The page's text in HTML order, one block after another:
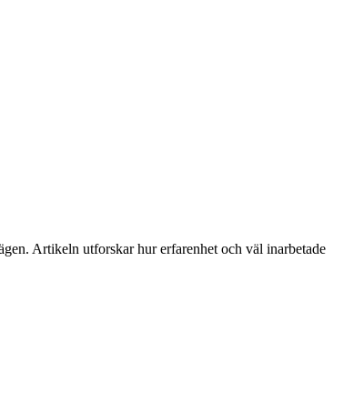
Artikeln utforskar hur erfarenhet och väl inarbetade